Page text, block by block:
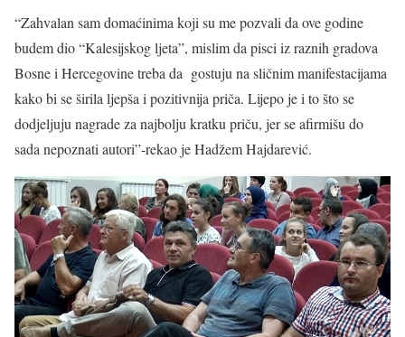
“Zahvalan sam domaćinima koji su me pozvali da ove godine
budem dio “Kalesijskog ljeta”, mislim da pisci iz raznih gradova
Bosne i Hercegovine treba da gostuju na sličnim manifestacijama
kako bi se širila ljepša i pozitivnija priča. Lijepo je i to što se
dodjeljuju nagrade za najbolju kratku priču, jer se afirmišu do
sada nepoznati autori”-rekao je Hadžem Hajdarević.